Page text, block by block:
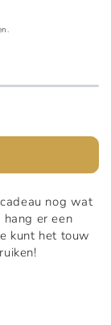
nog wat
hang er een
kunt het touw